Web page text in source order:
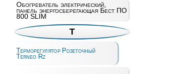
Обогреватель электрический,
панель энергосберегающая Бест ПО
800 SLIM
Т
Терморегулятор Розеточный
Terneo Rz